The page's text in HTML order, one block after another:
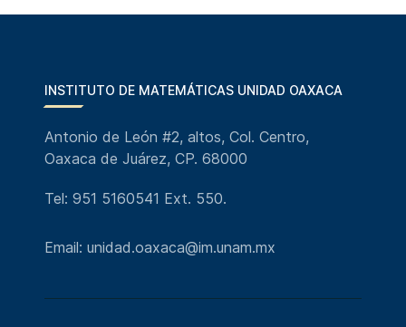
INSTITUTO DE MATEMÁTICAS UNIDAD OAXACA
Antonio de León #2, altos, Col. Centro,
Oaxaca de Juárez, CP. 68000
Tel: 951 5160541 Ext. 550.
Email: unidad.oaxaca@im.unam.mx